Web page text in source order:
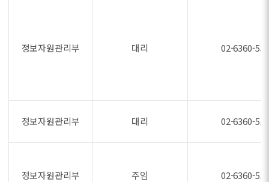
정보자원관리부 대리 02-6360-
정보자원관리부 대리 02-6360-
정보자원관리부 주임 02-6360-